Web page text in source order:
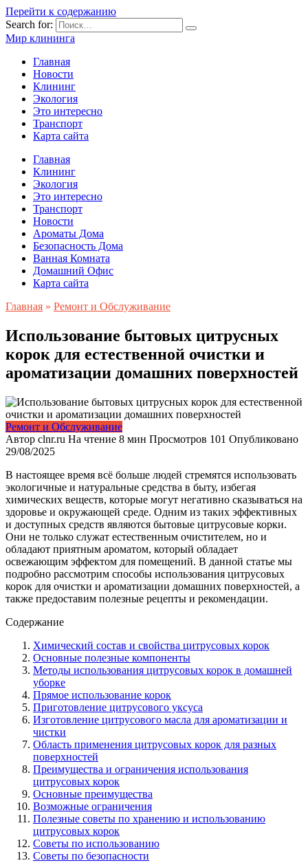
Перейти к содержанию
Search for:
Мир клининга
Главная
Новости
Клининг
Экология
Это интересно
Транспорт
Карта сайта
Главная
Клининг
Экология
Это интересно
Транспорт
Новости
Ароматы Дома
Безопасность Дома
Ванная Комната
Домашний Офис
Карта сайта
Главная » Ремонт и Обслуживание
Использование бытовых цитрусных
корок для естественной очистки и
ароматизации домашних поверхностей
Ремонт и Обслуживание
Автор clnr.ru На чтение 8 мин Просмотров 101 Опубликовано
29/08/2025
В настоящее время всё больше людей стремятся использовать
экологичные и натуральные средства в быту, избегая
химических веществ, которые могут негативно сказываться на
здоровье и окружающей среде. Одним из таких эффективных
и доступных средств являются бытовые цитрусовые корки.
Они не только служат естественным очистителем, но и
обладают приятным ароматом, который обладает
освежающим эффектом для помещений. В данной статье мы
подробно рассмотрим способы использования цитрусовых
корок для очистки и ароматизации домашних поверхностей, а
также предоставим полезные рецепты и рекомендации.
Содержание
Химический состав и свойства цитрусовых корок
Основные полезные компоненты
Методы использования цитрусовых корок в домашней
уборке
Прямое использование корок
Приготовление цитрусового уксуса
Изготовление цитрусового масла для ароматизации и
чистки
Область применения цитрусовых корок для разных
поверхностей
Преимущества и ограничения использования
цитрусовых корок
Основные преимущества
Возможные ограничения
Полезные советы по хранению и использованию
цитрусовых корок
Советы по использованию
Советы по безопасности